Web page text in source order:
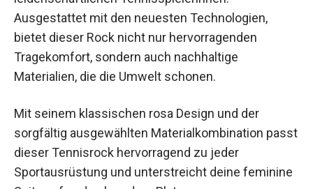
Ausgestattet mit den neuesten Technologien,
bietet dieser Rock nicht nur hervorragenden
Tragekomfort, sondern auch nachhaltige
Materialien, die die Umwelt schonen.
sorgfältig ausgewählten Materialkombination
passt dieser Tennisrock hervorragend zu jeder
Sportausrüstung und unterstreicht deine
feminine Seite auf und neben dem Platz.